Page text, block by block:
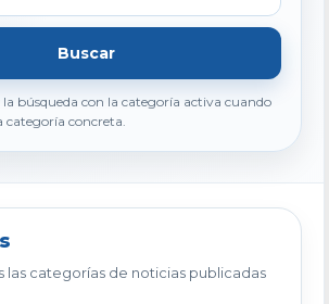
Buscar
búsqueda con la categoría activa cuando
categoría concreta.
las categorías de noticias publicadas